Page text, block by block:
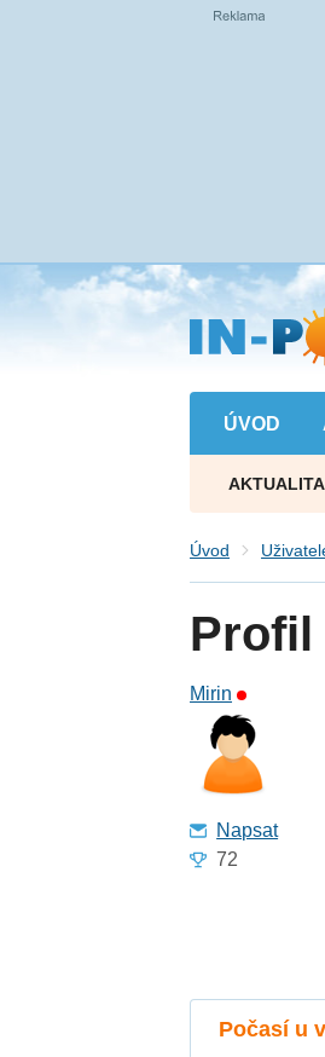
Přejít
na
hlavní
obsah
ÚVOD
Úvod
Profil
Mirin
Napsat
72
Počasí u